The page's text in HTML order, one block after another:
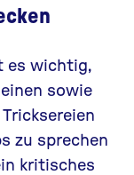
es wichtig,
sowie
zu sprechen
kritisches